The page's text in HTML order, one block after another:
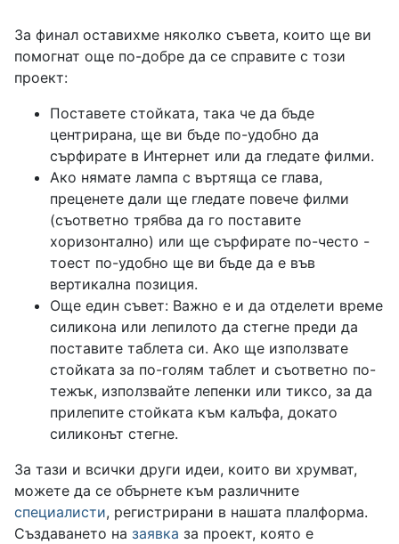
За финал оставихме няколко съвета, които ще ви
помогнат още по-добре да се справите с този
проект:
Поставете стойката, така че да бъде
центрирана, ще ви бъде по-удобно да
сърфирате в Интернет или да гледате филми.
Ако нямате лампа с въртяща се глава,
преценете дали ще гледате повече филми
(съответно трябва да го поставите
хоризонтално) или ще сърфирате по-често -
тоест по-удобно ще ви бъде да е във
вертикална позиция.
Още един съвет: Важно е и да отделети време
силикона или лепилото да стегне преди да
поставите таблета си. Ако ще използвате
стойката за по-голям таблет и съответно по-
тежък, използвайте лепенки или тиксо, за да
прилепите стойката към калъфа, докато
силиконът стегне.
За тази и всички други идеи, които ви хрумват,
можете да се обърнете към различните
специалисти, регистрирани в нашата плалформа.
Създаването на заявка за проект, която е